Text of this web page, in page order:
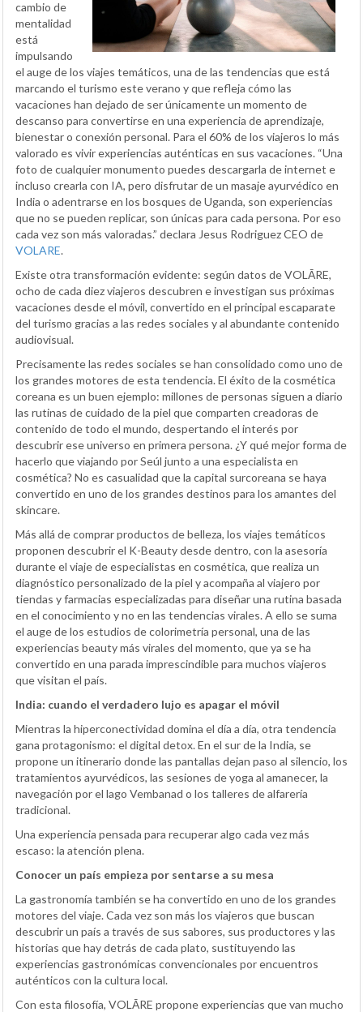
cambio de
mentalidad
está
impulsando
el auge de los viajes temáticos, una de las tendencias que está
marcando el turismo este verano y que refleja cómo las
vacaciones han dejado de ser únicamente un momento de
descanso para convertirse en una experiencia de aprendizaje,
bienestar o conexión personal. Para el 60% de los viajeros lo más
valorado es vivir experiencias auténticas en sus vacaciones. “Una
foto de cualquier monumento puedes descargarla de internet e
incluso crearla con IA, pero disfrutar de un masaje ayurvédico en
India o adentrarse en los bosques de Uganda, son experiencias
que no se pueden replicar, son únicas para cada persona. Por eso
cada vez son más valoradas.” declara Jesus Rodriguez CEO de
VOLARE.
Existe otra transformación evidente: según datos de VOLĀRE,
ocho de cada diez viajeros descubren e investigan sus próximas
vacaciones desde el móvil, convertido en el principal escaparate
del turismo gracias a las redes sociales y al abundante contenido
audiovisual.
Precisamente las redes sociales se han consolidado como uno de
los grandes motores de esta tendencia. El éxito de la cosmética
coreana es un buen ejemplo: millones de personas siguen a diario
las rutinas de cuidado de la piel que comparten creadoras de
contenido de todo el mundo, despertando el interés por
descubrir ese universo en primera persona. ¿Y qué mejor forma de
hacerlo que viajando por Seúl junto a una especialista en
cosmética? No es casualidad que la capital surcoreana se haya
convertido en uno de los grandes destinos para los amantes del
skincare.
Más allá de comprar productos de belleza, los viajes temáticos
proponen descubrir el K-Beauty desde dentro, con la asesoría
durante el viaje de especialistas en cosmética, que realiza un
diagnóstico personalizado de la piel y acompaña al viajero por
tiendas y farmacias especializadas para diseñar una rutina basada
en el conocimiento y no en las tendencias virales. A ello se suma
el auge de los estudios de colorimetría personal, una de las
experiencias beauty más virales del momento, que ya se ha
convertido en una parada imprescindible para muchos viajeros
que visitan el país.
India: cuando el verdadero lujo es apagar el móvil
Mientras la hiperconectividad domina el día a día, otra tendencia
gana protagonismo: el digital detox. En el sur de la India, se
propone un itinerario donde las pantallas dejan paso al silencio, los
tratamientos ayurvédicos, las sesiones de yoga al amanecer, la
navegación por el lago Vembanad o los talleres de alfarería
tradicional.
Una experiencia pensada para recuperar algo cada vez más
escaso: la atención plena.
Conocer un país empieza por sentarse a su mesa
La gastronomía también se ha convertido en uno de los grandes
motores del viaje. Cada vez son más los viajeros que buscan
descubrir un país a través de sus sabores, sus productores y las
historias que hay detrás de cada plato, sustituyendo las
experiencias gastronómicas convencionales por encuentros
auténticos con la cultura local.
Con esta filosofía, VOLĀRE propone experiencias que van mucho